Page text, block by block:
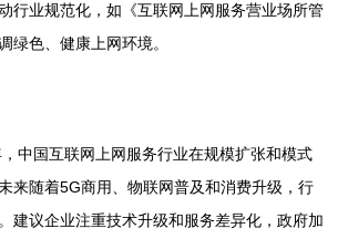
行业规范化，如《互联网上网服务营业场所管
绿色、健康上网环境。
中国互联网上网服务行业在规模扩张和模式
来随着5G商用、物联网普及和消费升级，行
建议企业注重技术升级和服务差异化，政府加